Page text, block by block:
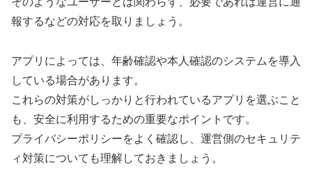
報するなどの対応を取りましょう。
アプリによっては、年齢確認や本人確認のシステムを導入
している場合があります。
これらの対策がしっかりと行われているアプリを選ぶこと
も、安全に利用するための重要なポイントです。
プライバシーポリシーをよく確認し、運営側のセキュリテ
ィ対策についても理解しておきましょう。